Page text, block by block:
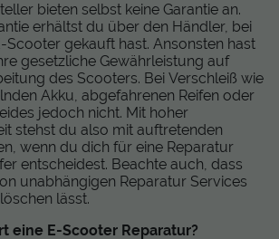
bieten selbst keine Garantie an.
erhältst du über den Händler, bei
Scooter gekauft hast. Ansonsten hast
gesetzliche Gewährleistung auf
des Scooters. Bei Verschleiß wie
Akku, abgefahrenen Reifen oder
jedoch nicht. Mit hoher
stehst du also mit auftretenden
wenn du dich für eine Reparatur
entscheidest. Beachte auch, dass
unabhängigen Reparatur Services
lässt.
eine E-Scooter Reparatur?